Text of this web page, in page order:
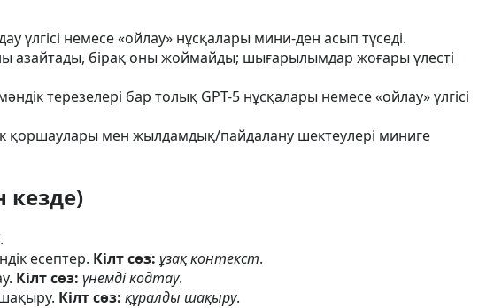
немесе «ойлау» нұсқалары мини-ден асып түседі.
азайтады, бірақ оны жоймайды; шығарылымдар жоғары үлесті
терезелері бар толық GPT-5 нұсқалары немесе «ойлау» үлгісі
қоршаулары мен жылдамдық/пайдалану шектеулері миниге
.
есептер. Кілт сөз: ұзақ контекст.
Кілт сөз: үнемді кодтау.
Кілт сөз: құралды шақыру.